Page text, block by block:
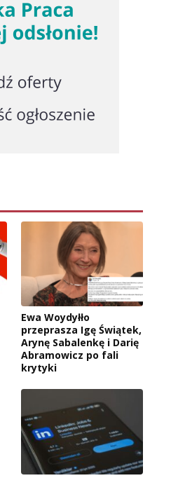
Ewa Woydyłło
przeprasza Igę Świątek,
Arynę Sabalenkę i Darię
Abramowicz po fali
krytyki